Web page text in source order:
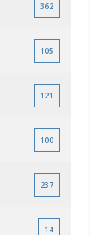
362
105
121
100
237
14